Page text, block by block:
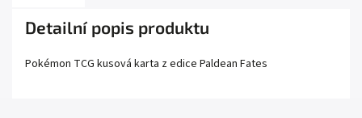
Detailní popis produktu
Pokémon TCG kusová karta z edice Paldean Fates